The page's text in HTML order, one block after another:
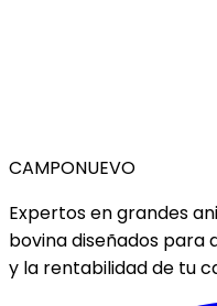
CAMPONUEVO
Expertos en grandes
bovina diseñados para
y la rentabilidad de tu